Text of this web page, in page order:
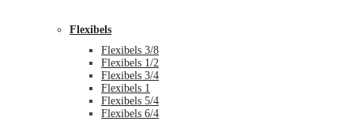
Flexibels
Flexibels 3/8
Flexibels 1/2
Flexibels 3/4
Flexibels 1
Flexibels 5/4
Flexibels 6/4